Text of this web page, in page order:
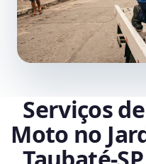
Serviços
Moto no